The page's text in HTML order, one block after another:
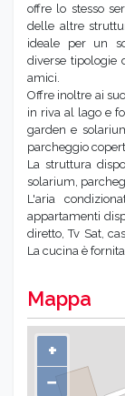
offre lo stesso
delle altre
ideale per un
diverse tipologie
amici.
Offre inoltre ai
in riva al lago e
garden e
parcheggio
La struttura
solarium,
L'aria
appartamenti
diretto, Tv Sat,
La cucina è
Mappa
+
−